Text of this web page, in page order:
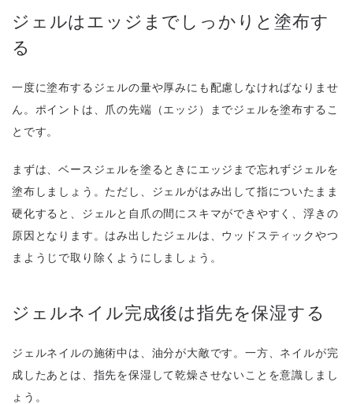
ジェルはエッジまでしっかりと塗布す
る
一度に塗布するジェルの量や厚みにも配慮しなければなりませ
ん。ポイントは、爪の先端（エッジ）までジェルを塗布するこ
とです。
まずは、ベースジェルを塗るときにエッジまで忘れずジェルを
塗布しましょう。ただし、ジェルがはみ出して指についたまま
硬化すると、ジェルと自爪の間にスキマができやすく、浮きの
原因となります。はみ出したジェルは、ウッドスティックやつ
まようじで取り除くようにしましょう。
ジェルネイル完成後は指先を保湿する
ジェルネイルの施術中は、油分が大敵です。一方、ネイルが完
成したあとは、指先を保湿して乾燥させないことを意識しまし
ょう。